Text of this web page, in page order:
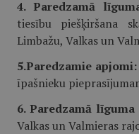
4. Paredzamā
tiesību piešķiršana
Limbažu, Valkas un
5.Paredzamie apjomi:
īpašnieku
6. Paredzamā
Valkas un Valmieras